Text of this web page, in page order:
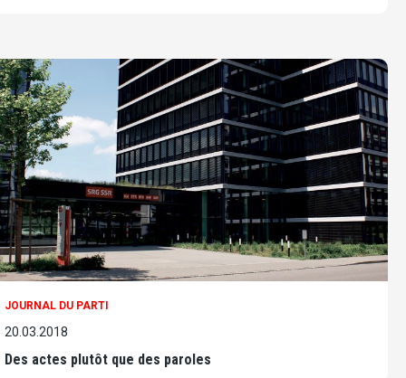
JOURNAL DU PARTI
20.03.2018
Des actes plutôt que des paroles